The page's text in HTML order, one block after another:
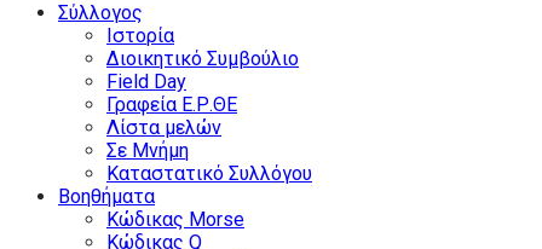
Σύλλογος
Ιστορία
Διοικητικό Συμβούλιο
Field Day
Γραφεία Ε.Ρ.ΘΕ
Λίστα μελών
Σε Μνήμη
Καταστατικό Συλλόγου
Βοηθήματα
Κώδικας Morse
Κώδικας Q